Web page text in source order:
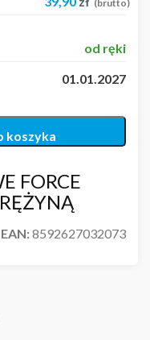
FORCE
8592627032073
(brutto)
od ręki
01.01.2027
koszyka